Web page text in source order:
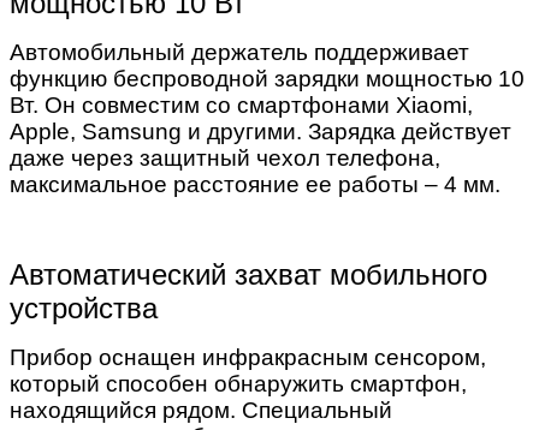
Автомобильный держатель поддерживает
функцию беспроводной зарядки мощностью 10
Вт. Он совместим со смартфонами Xiaomi,
Apple, Samsung и другими. Зарядка действует
даже через защитный чехол телефона,
максимальное расстояние ее работы – 4 мм.
Автоматический захват мобильного
устройства
Прибор оснащен инфракрасным сенсором,
который способен обнаружить смартфон,
находящийся рядом. Специальный